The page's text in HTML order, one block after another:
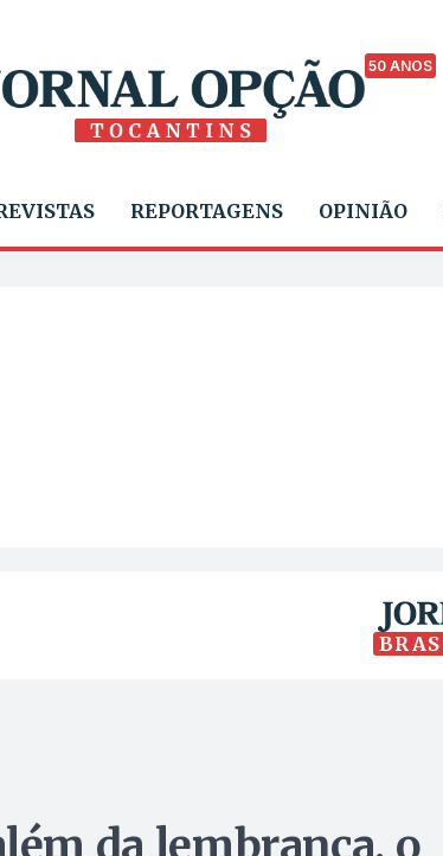
50 ANOS
REPORTAGENS OPINIÃO